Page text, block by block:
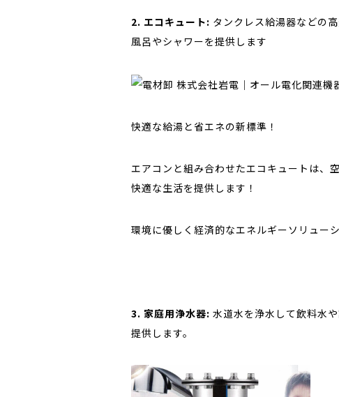
2. エコキュート: タンクレス給湯器などの
風呂やシャワーを提供します
快適な給湯と省エネの新標準！
エアコンと組み合わせたエコキュートは、
快適な生活を提供します！
環境に優しく経済的なエネルギーソリュー
3. 家庭用浄水器: 水道水を浄水して飲料水
提供します。